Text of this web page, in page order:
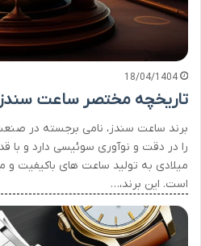
18/04/1404
تاریخچه مختصر ساعت سندز
برند ساعت سندز، نامی برجسته در
میلادی به تولید ساعت های باکیفیت
است. این برند،…